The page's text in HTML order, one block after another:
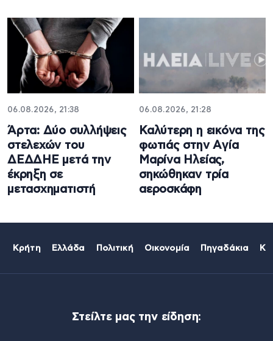
06.08.2026, 21:38
Άρτα: Δύο συλλήψεις
στελεχών του
ΔΕΔΔΗΕ μετά την
έκρηξη σε
μετασχηματιστή
06.08.2026, 21:28
Καλύτερη η εικόνα της
φωτιάς στην Aγία
Μαρίνα Ηλείας,
σηκώθηκαν τρία
αεροσκάφη
Κρήτη Ελλάδα Πολιτική Οικονομία Πηγαδάκια
Στείλτε μας την είδηση: